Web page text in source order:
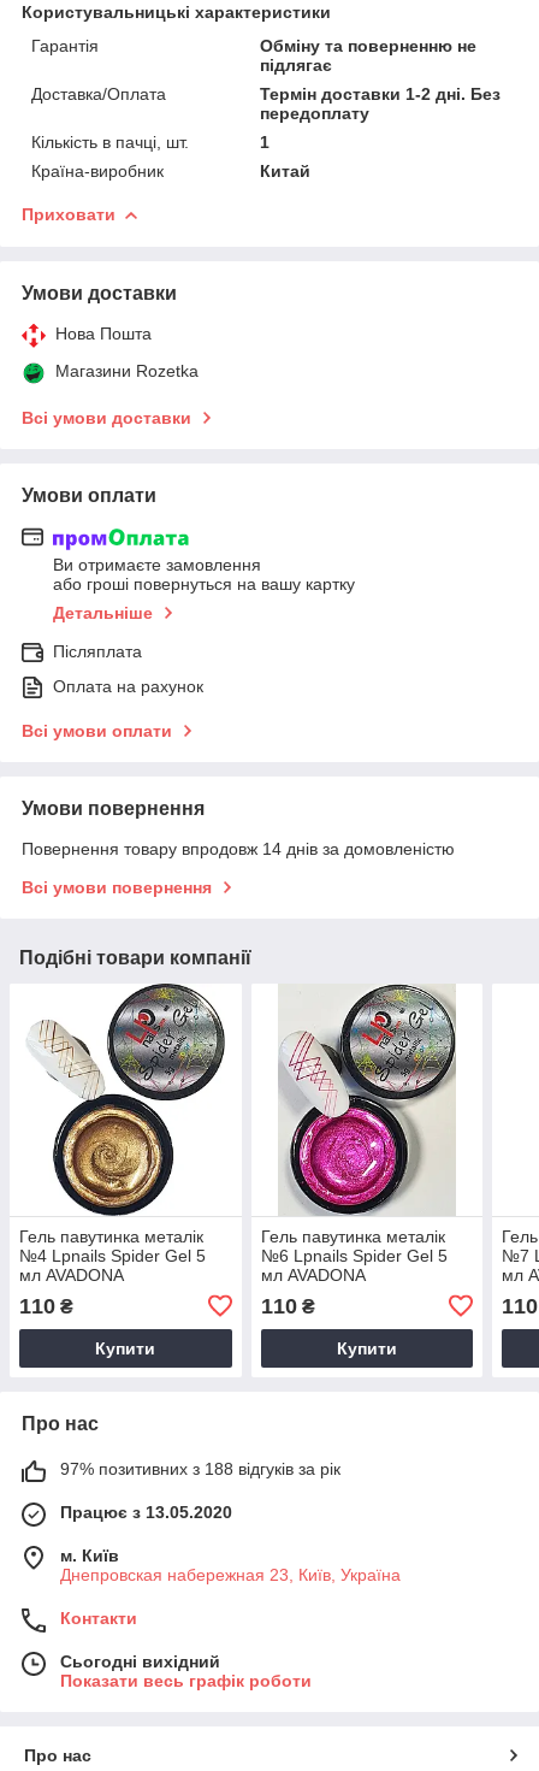
Користувальницькі характеристики
Гарантія
Обміну та поверненню не
підлягає
Доставка/Оплата
Термін доставки 1-2 дні. Без
передоплату
Кількість в пачці, шт.
1
Країна-виробник
Китай
Приховати
Умови доставки
Нова Пошта
Магазини Rozetka
Всі умови доставки
Умови оплати
Ви отримаєте замовлення
або гроші повернуться на вашу картку
Детальніше
Післяплата
Оплата на рахунок
Всі умови оплати
Умови повернення
Повернення товару впродовж 14 днів за домовленістю
Всі умови повернення
Подібні товари компанії
Гель павутинка металік
№4 Lpnails Spider Gel 5
мл AVADONA
110 ₴
Купити
Гель павутинка металік
№6 Lpnails Spider Gel 5
мл AVADONA
110₴
Купити
№7
мл
110
Про нас
97% позитивних з 188 відгуків за рік
Працює з 13.05.2020
м. Київ
Днепровская набережная 23, Київ, Україна
Контакти
Сьогодні вихідний
Показати весь графік роботи
Про нас